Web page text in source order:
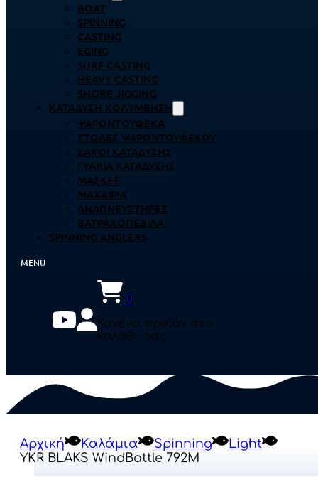
BOAT
SPINNING
CASTING
EGING
SURF CASTING
HEAVY CASTING
SHORE JIGGING
ΚΑΤΆΔΥΣΗ ΚΟΛΎΜΒΗΣΗ
ΨΑΡΟΝΤΟΎΦΕΚΑ
ΣΤΟΛΈΣ ΨΑΡΟΝΤΟΎΦΕΚΟΥ
ΣΆΚΟΙ ΚΑΤΆΔΥΣΗΣ
ΓΥΑΛΙΆ ΚΑΤΆΔΥΣΗΣ
ΜΆΣΚΕΣ
ΜΑΧΑΊΡΙΑ
ΑΝΑΠΝΕΥΣΤΉΡΕΣ
ΒΑΤΡΑΧΟΠΈΔΙΛΑ
SPINNING ANGLERS
0
Κανένα προϊόν στο
καλάθι σας.
Αρχική Καλάμια Spinning
Light
YKR BLAKS WindBattle 792M